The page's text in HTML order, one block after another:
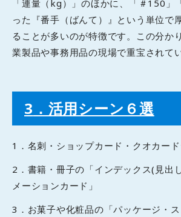
「連量（kg）」のほかに、「＃150」
った『番手（ばんて）』という単位で
ることが多いのが特徴です。この分か
業製品や事務用品の現場で重宝されて
3 ．活用シーン６選
1．名刺・ショップカード・クオカー
2．書籍・冊子の「インデックス(見出
メーションカード」
3．お菓子や化粧品の「パッケージ・ス